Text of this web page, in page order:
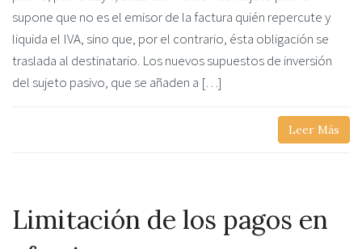
supone que no es el emisor de la factura quién repercute y
liquida el IVA, sino que, por el contrario, ésta obligación se
traslada al destinatario. Los nuevos supuestos de inversión
del sujeto pasivo, que se añaden a […]
Leer Más
Limitación de los pagos en